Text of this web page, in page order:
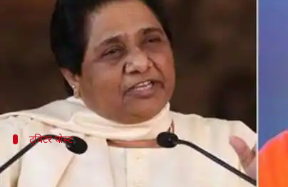
आपत्तिजनक बयान देने और आचार संहिता का उल्लंघन
आयोग ने योगी पर 72 घंटे और मायावती पर 48 घंटे
ट्विटर पोस्ट
चुनाव आयोग का योगी और मायावती